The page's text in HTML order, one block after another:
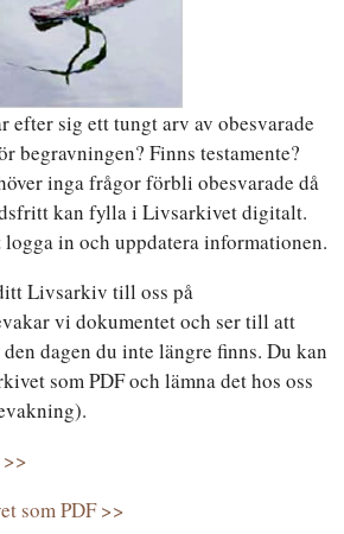
efter sig ett tungt arv av obesvarade
begravningen? Finns testamente?
inga frågor förbli obesvarade då
kan fylla i Livsarkivet digitalt.
in och uppdatera informationen.
Livsarkiv till oss på
vi dokumentet och ser till att
dagen du inte längre finns. Du kan
som PDF och lämna det hos oss
som PDF >>